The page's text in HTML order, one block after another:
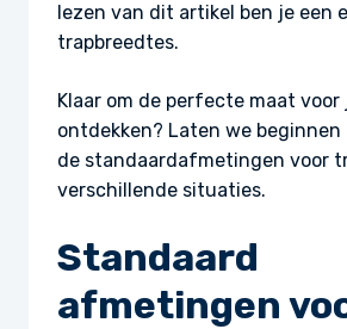
lezen van dit artikel ben je een
trapbreedtes.
Klaar om de perfecte maat
ontdekken? Laten we beginnen
de standaardafmetingen voor
verschillende situaties.
Standaard
afmetingen